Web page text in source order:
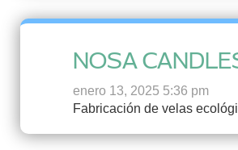
NOSA
enero 13, 2025 5:36 pm
Fabricación de velas